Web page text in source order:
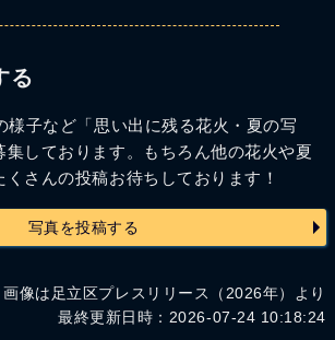
る
様子など「思い出に残る花火・夏の写
集しております。もちろん他の花火や夏
さんの投稿お待ちしております！
写真を投稿する
画像は足立区プレスリリース（2026年）より
最終更新日時：2026-07-24 10:18:24